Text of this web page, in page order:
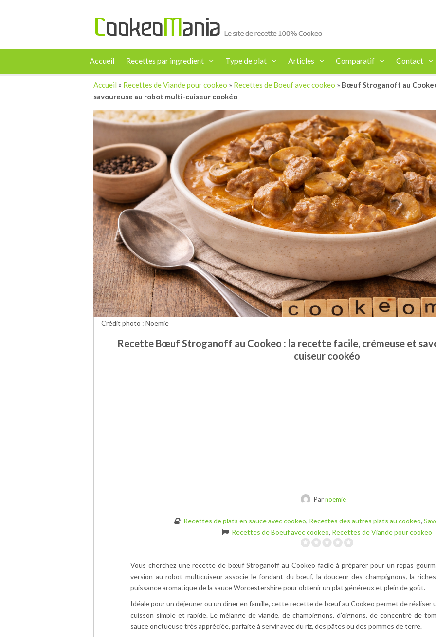
Accueil Recettes par ingredient Type de plat Articles Comparatif Contact
Accueil » Recettes de Viande pour cookeo » Recettes de Boeuf avec cookeo » Bœuf Stroganoff au
savoureuse au robot multi-cuiseur cookéo
Recette Bœuf Stroganoff au Cookeo : la recette facile, crémeuse et
cuiseur cookéo
Parnoemie
Recettes de plats en sauce avec cookeo, Recettes des autres plats au cookeo,
Recettes de Boeuf avec cookeo, Recettes de Viande pour cookeo
Vous cherchez une recette de bœuf Stroganoff au Cookeo facile à préparer pour un repas
version au robot multicuiseur associe le fondant du bœuf, la douceur des champignons, la
puissance aromatique de la sauce Worcestershire pour obtenir un plat généreux et plein de goût.
Idéale pour un déjeuner ou un dîner en famille, cette recette de bœuf au Cookeo permet de réaliser
cuisson simple et rapide. Le mélange de viande, de champignons, d’oignons, de concentré de
sauce onctueuse très appréciée, parfaite à servir avec du riz, des pâtes ou des pommes de terre.
Crédit photo : Noemie